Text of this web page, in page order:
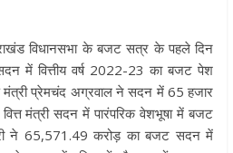
मंगलवार को आस्था, सेवा और संस्कृति का
अद्भुत संगम देखने को मिला
मुख्यमंत्री ने स्वास्थ्य सेवा शिविर का किया
शुभारंभ, श्रद्धालुओं को अपने हाथों से
भोजन
विधानसभा के बजट सत्र के पहले दिन
में वित्तीय वर्ष 2022-23 का बजट पेश
मंत्री प्रेमचंद अग्रवाल ने सदन में 65 हजार
मंत्री सदन में पारंपरिक वेशभूषा में बजट
ने 65,571.49 करोड़ का बजट सदन में